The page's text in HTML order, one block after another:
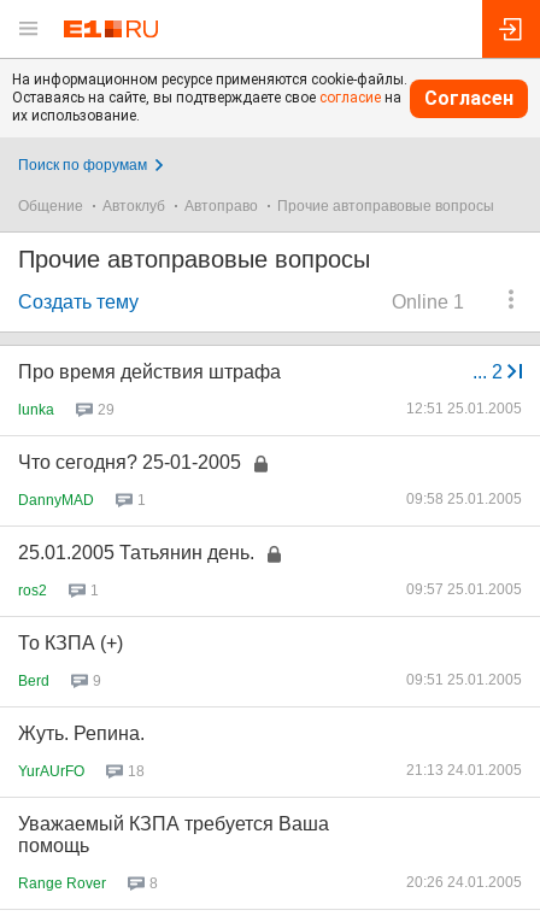
На информационном ресурсе применяются cookie-файлы.
Оставаясь на сайте, вы подтверждаете свое согласие на
их использование.
Согласен
Поиск по форумам
Общение Автоклуб Автоправо Прочие автоправовые вопросы
Прочие автоправовые вопросы
Online 1
Создать тему
... 2
Про время действия штрафа
lunka 29 12:51 25.01.2005
Что сегодня? 25-01-2005
DannyMAD 1 09:58 25.01.2005
25.01.2005 Татьянин день.
ros2 1 09:57 25.01.2005
То КЗПА (+)
Berd 9 09:51 25.01.2005
Жуть. Репина.
YurAUrFO 18 21:13 24.01.2005
Уважаемый КЗПА требуется Ваша
помощь
Range Rover 8 20:26 24.01.2005